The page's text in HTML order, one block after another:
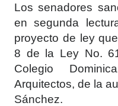
Los senadores
en segunda
proyecto de ley
8 de la Ley No.
Colegio
Arquitectos, de la
Sánchez.